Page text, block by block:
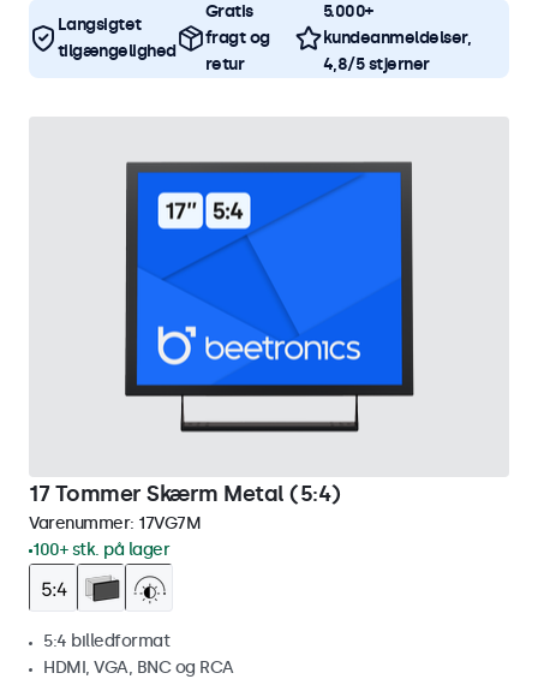
Langsigtet
tilgængelighed
Gratis
fragt og
retur
5.000+
kundeanmeldelser,
4,8/5 stjerner
17 Tommer Skærm Metal (5:4)
Varenummer: 17VG7M
100+ stk. på lager
5:4 billedformat
HDMI, VGA, BNC og RCA